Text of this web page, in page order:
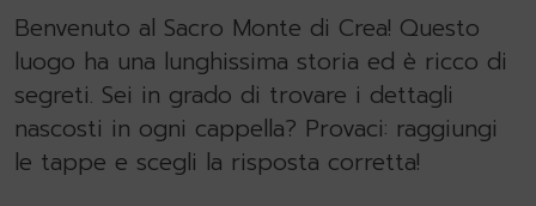
Benvenuto al Sacro Monte di Crea! Questo
luogo ha una lunghissima storia ed è ricco di
segreti. Sei in grado di trovare i dettagli
nascosti in ogni cappella? Provaci: raggiungi
le tappe e scegli la risposta corretta!